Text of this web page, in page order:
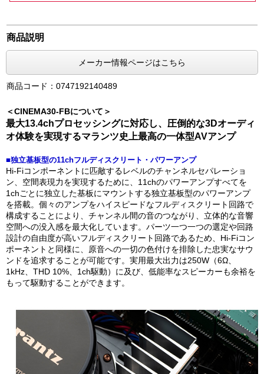
商品説明
メーカー情報ページはこちら
商品コード：0747192140489
＜CINEMA30-FBについて＞
最大13.4chプロセッシングに対応し、圧倒的な3Dオーディ
オ体験を実現するマランツ史上最高の一体型AVアンプ
■独立基板型の11chフルディスクリート・パワーアンプ
Hi-Fiコンポーネントに匹敵するレベルのチャンネルセパレーショ
ン、空間表現力を実現するために、11chのパワーアンプすべてを
1chごとに独立した基板にマウントする独立基板型のパワーアンプ
を搭載。個々のアンプをハイスピードなフルディスクリート回路で
構成することにより、チャンネル間の音のつながり、立体的な音響
空間への没入感を最大化しています。パーツ一つ一つの選定や回路
設計の自由度が高いフルディスクリート回路であるため、Hi-Fiコン
ポーネントと同様に、原音への一切の色付けを排除した忠実なサウ
ンドを追求することが可能です。実用最大出力は250W（6Ω、
1kHz、THD 10%、1ch駆動）に及び、低能率なスピーカーも余裕を
もって駆動することができます。